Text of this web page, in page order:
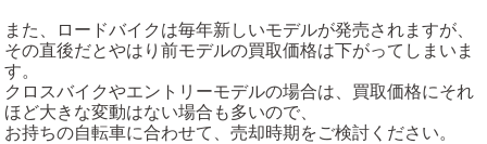
また、ロードバイクは毎年新しいモデルが発売されますが、
その直後だとやはり前モデルの買取価格は下がってしまいま
す。
クロスバイクやエントリーモデルの場合は、買取価格にそれ
ほど大きな変動はない場合も多いので、
お持ちの自転車に合わせて、売却時期をご検討ください。